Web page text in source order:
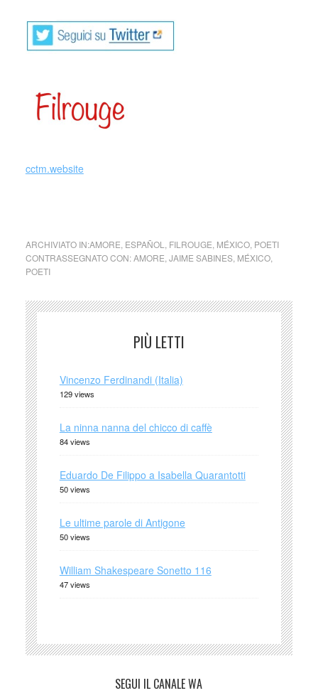
cctm.website
ARCHIVIATO IN:AMORE ESPAÑOL FILROUGE MÉXICO, POETI
CONTRASSEGNATO CON:AMORE JAIME SABINES, MÉXICO,
POETI
PIÙ LETTI
Vincenzo Ferdinandi (Italia)
129 views
La ninna nanna del chicco di caffè
84 views
Eduardo De Filippo a Isabella Quarantotti
50 views
Le ultime parole di Antigone
50 views
William Shakespeare Sonetto 116
47 views
SEGUI IL CANALE WA